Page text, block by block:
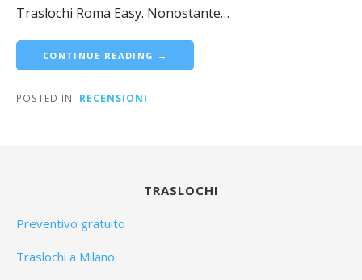
Traslochi Roma Easy. Nonostante…
CONTINUE READING →
POSTED IN: RECENSIONI
TRASLOCHI
Preventivo gratuito
Traslochi a Milano